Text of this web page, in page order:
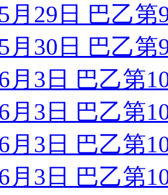
月29日 巴乙
月30日 巴乙
月3日 巴乙第
月3日 巴乙第
月3日 巴乙第
月3日 巴乙第